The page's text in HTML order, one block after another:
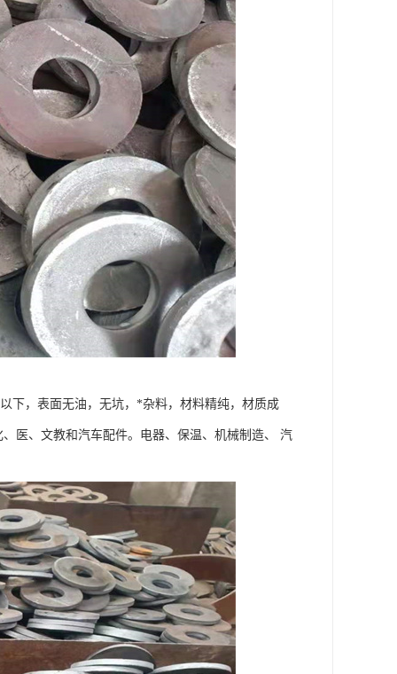
下，表面无油，无坑，*杂料，材料精纯，材质成
医、文教和汽车配件。电器、保温、机械制造、 汽